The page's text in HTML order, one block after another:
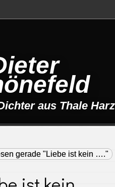
aus Thale Harz
gerade "Liebe ist kein …."